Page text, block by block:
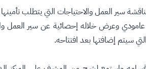
العمل والاحتياجات التي يتطلب
وعرض خلاله إحصائية عن سير العمل
سيتم إضافتها بعد افتتاحه.